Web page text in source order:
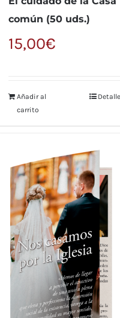
común (50 uds.)
15,00€
Añadir al
carrito